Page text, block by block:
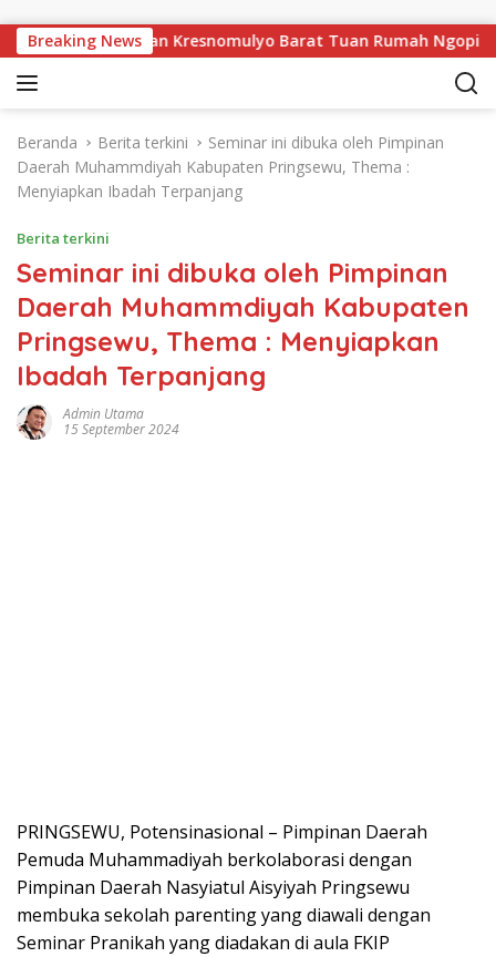
Breaking News
Persiapan Kresnomulyo Barat Tuan Rumah Ngopi Serasi
Beranda Berita terkini
Seminar ini dibuka oleh Pimpinan
Daerah Muhammdiyah Kabupaten Pringsewu, Thema :
Menyiapkan Ibadah Terpanjang
Berita terkini
Seminar ini dibuka oleh Pimpinan
Daerah Muhammdiyah Kabupaten
Pringsewu, Thema : Menyiapkan
Ibadah Terpanjang
Admin Utama
15 September 2024
PRINGSEWU, Potensinasional – Pimpinan Daerah
Pemuda Muhammadiyah berkolaborasi dengan
Pimpinan Daerah Nasyiatul Aisyiyah Pringsewu
membuka sekolah parenting yang diawali dengan
Seminar Pranikah yang diadakan di aula FKIP